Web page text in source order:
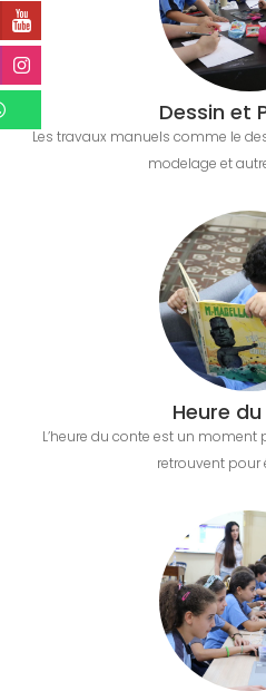
Dessin et
Les travaux manuels comme le
modelage et
Heure
L’heure du conte est un
retrouvent pour